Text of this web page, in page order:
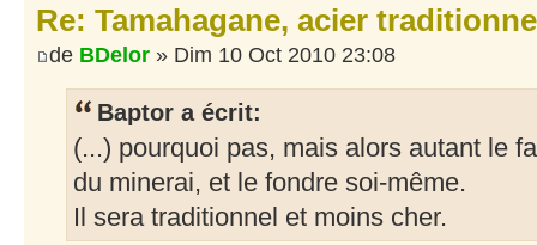
Re: Tamahagane, acier
de BDelor » Dim 10 Oct 2010 23:08
Baptor a écrit:
(...) pourquoi pas, mais alors autant le
du minerai, et le fondre soi-même.
Il sera traditionnel et moins cher.